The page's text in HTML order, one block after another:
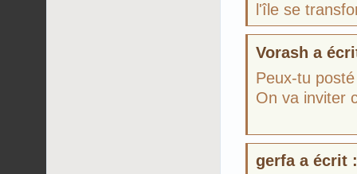
l'île se
Vorash a
Peux-tu
On va inviter
gerfa a écrit :